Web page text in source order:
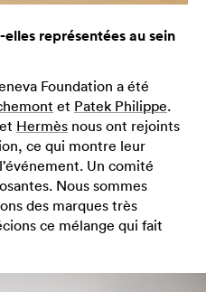
représentées au sein
Foundation a été
et Patek Philippe.
et Hermès nous ont rejoints
ce qui montre leur
Un comité
Nous sommes
des marques très
ce mélange qui fait